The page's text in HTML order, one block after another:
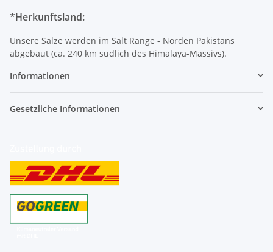
*Herkunftsland:
Unsere Salze werden im Salt Range - Norden Pakistans
abgebaut (ca. 240 km südlich des Himalaya-Massivs).
Informationen
Gesetzliche Informationen